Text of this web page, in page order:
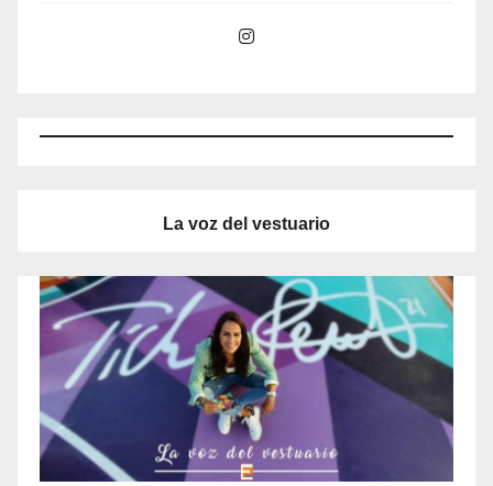
Instagram
La voz del vestuario